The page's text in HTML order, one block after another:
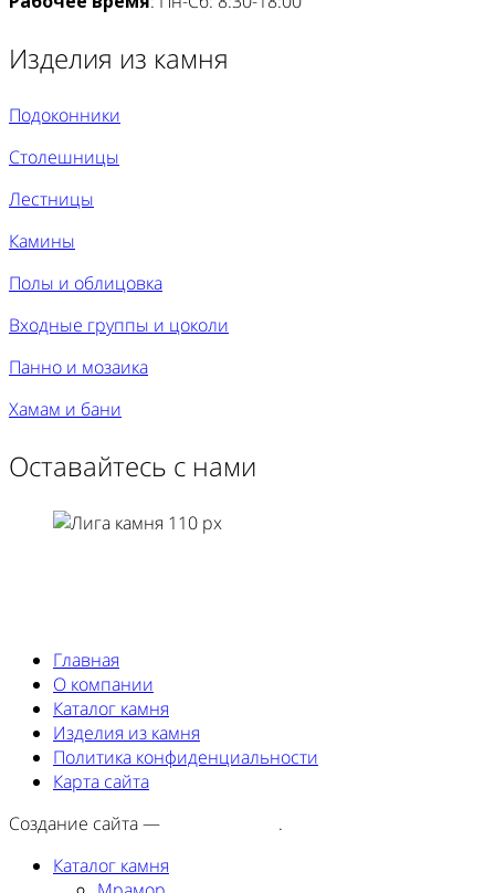
Изделия из камня
Подоконники
Столешницы
Лестницы
Камины
Полы и облицовка
Входные группы и цоколи
Панно и мозаика
Хамам и бани
Оставайтесь с нами
Главная
О компании
Каталог камня
Изделия из камня
Политика конфиденциальности
Карта сайта
Создание сайта —
.
Каталог камня